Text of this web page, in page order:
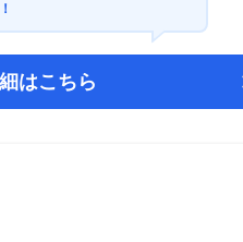
はこちら